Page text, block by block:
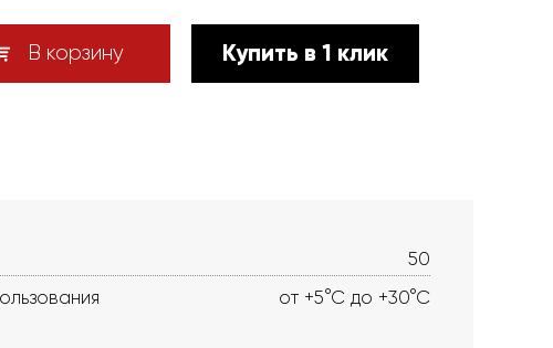
В корзину Купить в 1 клик
50
от +5°С до +30°С